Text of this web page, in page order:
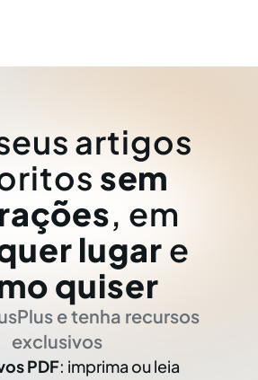
artigos
sem
, em
lugar e
quiser
e tenha recursos
exclusivos
PDF: imprima ou leia